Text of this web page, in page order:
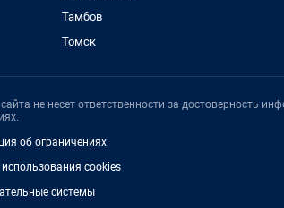
Тамбов
Томск
не несет ответственности за достоверность
об ограничениях
cookies
системы